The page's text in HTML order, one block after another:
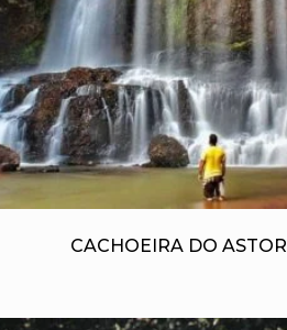
CACHOEIRA DO ASTOR